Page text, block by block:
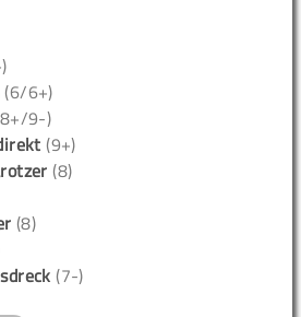
(6/6+)
9-)
(9+)
(8)
(8)
(7-)